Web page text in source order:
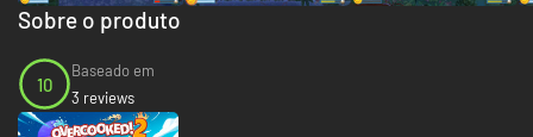
Sobre o produto
10
Baseado em
3 reviews